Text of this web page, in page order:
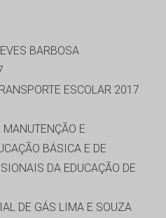
BARBOSA
ESCOLAR 2017
MANUTENÇÃO E
BÁSICA E DE
DA EDUCAÇÃO DE
DE GÁS LIMA E SOUZA